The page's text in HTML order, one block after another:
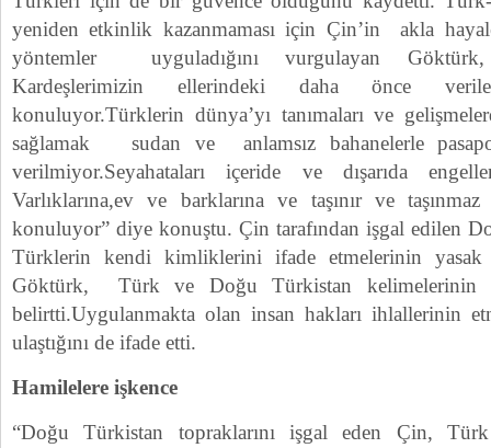
yeniden etkinlik kazanmaması için Çin’in akla
yöntemler uyguladığını vurgulayan
Kardeşlerimizin ellerindeki daha önce
konuluyor.Türklerin dünya’yı tanımaları ve
sağlamak sudan ve anlamsız bahanelerle
verilmiyor.Seyahataları içeride ve dışarıda
Varlıklarına,ev ve barklarına ve taşınır ve
konuluyor” diye konuştu. Çin tarafından işgal edilen
Türklerin kendi kimliklerini ifade etmelerinin
Göktürk, Türk ve Doğu Türkistan kelimelerinin
belirtti.Uygulanmakta olan insan hakları ihlallerinin
ulaştığını de ifade etti.
Hamilelere işkence
“Doğu Türkistan topraklarını işgal eden Çin,